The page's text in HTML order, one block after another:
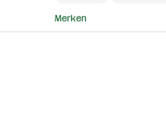
Merken